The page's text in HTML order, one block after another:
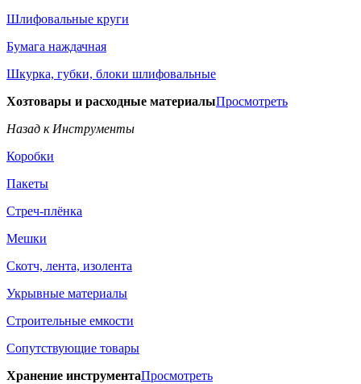
Шлифовальные круги
Бумага наждачная
Шкурка, губки, блоки шлифовальные
Хозтовары и расходные материалыПросмотреть
Назад к Инструменты
Коробки
Пакеты
Стреч-плёнка
Мешки
Скотч, лента, изолента
Укрывные материалы
Строительные емкости
Сопутствующие товары
Хранение инструментаПросмотреть